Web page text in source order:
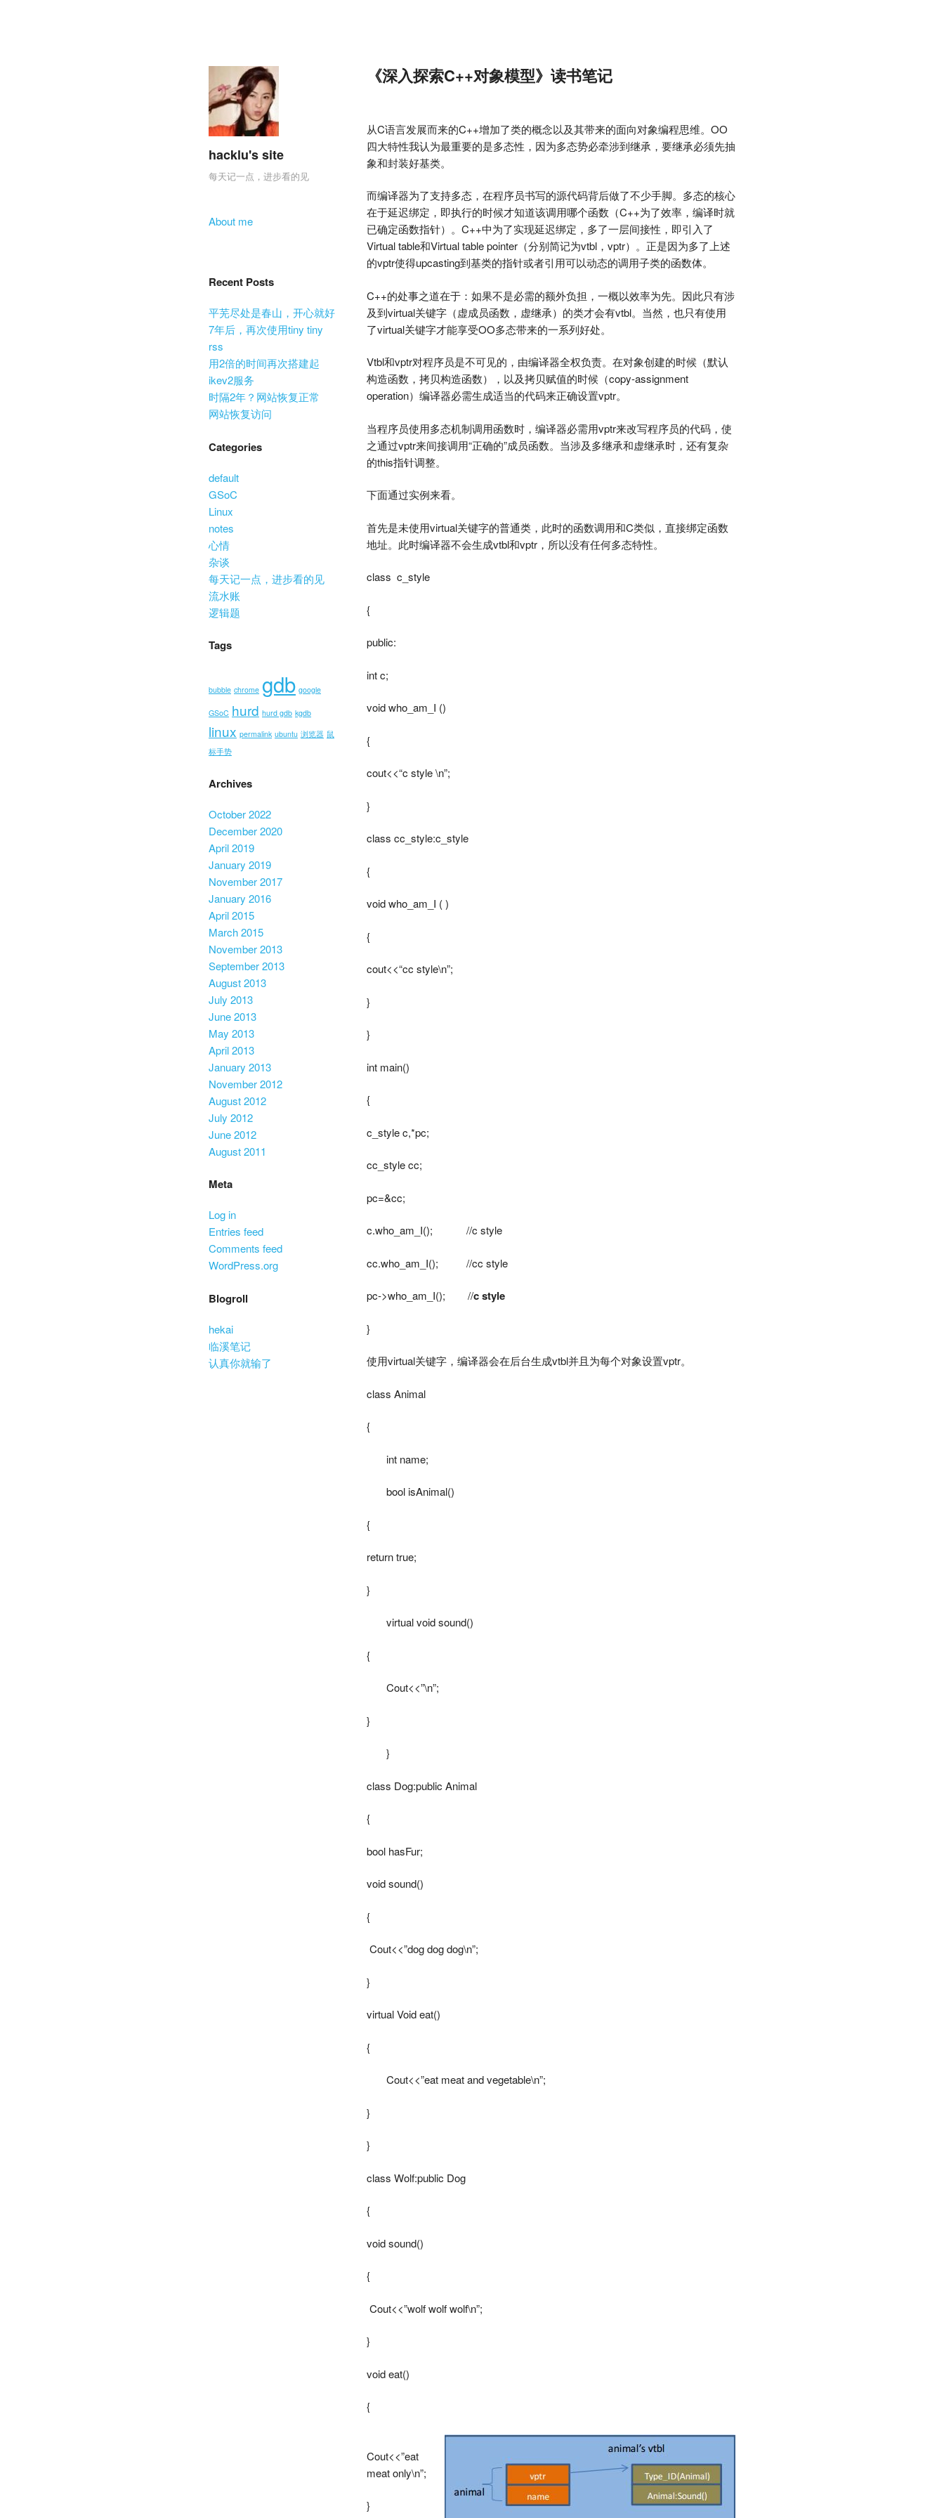
hacklu's site
每天记一点，进步看的见
Skip to content
About me
《深入探索C++对象模型》读书笔记
从C语言发展而来的C++增加了类的概念以及其带来的面向对象编程思维。OO
四大特性我认为最重要的是多态性，因为多态势必牵涉到继承，要继承必须先抽
象和封装好基类。
而编译器为了支持多态，在程序员书写的源代码背后做了不少手脚。多态的核心
在于延迟绑定，即执行的时候才知道该调用哪个函数（C++为了效率，编译时就
已确定函数指针）。C++中为了实现延迟绑定，多了一层间接性，即引入了
Virtual table和Virtual table pointer（分别简记为vtbl，vptr）。正是因为多了上述
的vptr使得upcasting到基类的指针或者引用可以动态的调用子类的函数体。
C++的处事之道在于：如果不是必需的额外负担，一概以效率为先。因此只有涉
及到virtual关键字（虚成员函数，虚继承）的类才会有vtbl。当然，也只有使用
了virtual关键字才能享受OO多态带来的一系列好处。
Vtbl和vptr对程序员是不可见的，由编译器全权负责。在对象创建的时候（默认
构造函数，拷贝构造函数），以及拷贝赋值的时候（copy-assignment
operation）编译器必需生成适当的代码来正确设置vptr。
当程序员使用多态机制调用函数时，编译器必需用vptr来改写程序员的代码，使
之通过vptr来间接调用“正确的”成员函数。当涉及多继承和虚继承时，还有复杂
的this指针调整。
下面通过实例来看。
首先是未使用virtual关键字的普通类，此时的函数调用和C类似，直接绑定函数
地址。此时编译器不会生成vtbl和vptr，所以没有任何多态特性。
class c_style
{
public:
int c;
void who_am_I ()
{
cout<<“c style \n”;
}
class cc_style:c_style
{
void who_am_I ( )
{
cout<<“cc style\n”;
}
}
int main()
{
c_style c,*pc;
cc_style cc;
pc=&cc;
c.who_am_I(); //c style
cc.who_am_I(); //cc style
pc->who_am_I(); //c style
}
使用virtual关键字，编译器会在后台生成vtbl并且为每个对象设置vptr。
class Animal
{
int name;
bool isAnimal()
{
return true;
}
virtual void sound()
{
Cout<<”\n”;
}
}
class Dog:public Animal
{
bool hasFur;
void sound()
{
Cout<<”dog dog dog\n”;
}
virtual Void eat()
{
Cout<<”eat meat and vegetable\n”;
}
}
class Wolf:public Dog
{
void sound()
{
Cout<<”wolf wolf wolf\n”;
}
void eat()
{
Cout<<”eat
meat only\n”;
}
Recent Posts
平芜尽处是春山，开心就好
7年后，再次使用tiny tiny
rss
用2倍的时间再次搭建起
ikev2服务
时隔2年？网站恢复正常
网站恢复访问
Categories
default
GSoC
Linux
notes
心情
杂谈
每天记一点，进步看的见
流水账
逻辑题
Tags
bubble chrome gdb google
GSoC hurd hurd gdb kgdb
linux permalink ubuntu 浏览器 鼠
标手势
Archives
October 2022
December 2020
April 2019
January 2019
November 2017
January 2016
April 2015
March 2015
November 2013
September 2013
August 2013
July 2013
June 2013
May 2013
April 2013
January 2013
November 2012
August 2012
July 2012
June 2012
August 2011
Meta
Log in
Entries feed
Comments feed
WordPress.org
Blogroll
hekai
临溪笔记
认真你就输了